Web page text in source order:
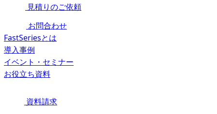
見積りのご依頼
お問合わせ
FastSeriesとは
導入事例
イベント・セミナー
お役立ち資料
資料請求